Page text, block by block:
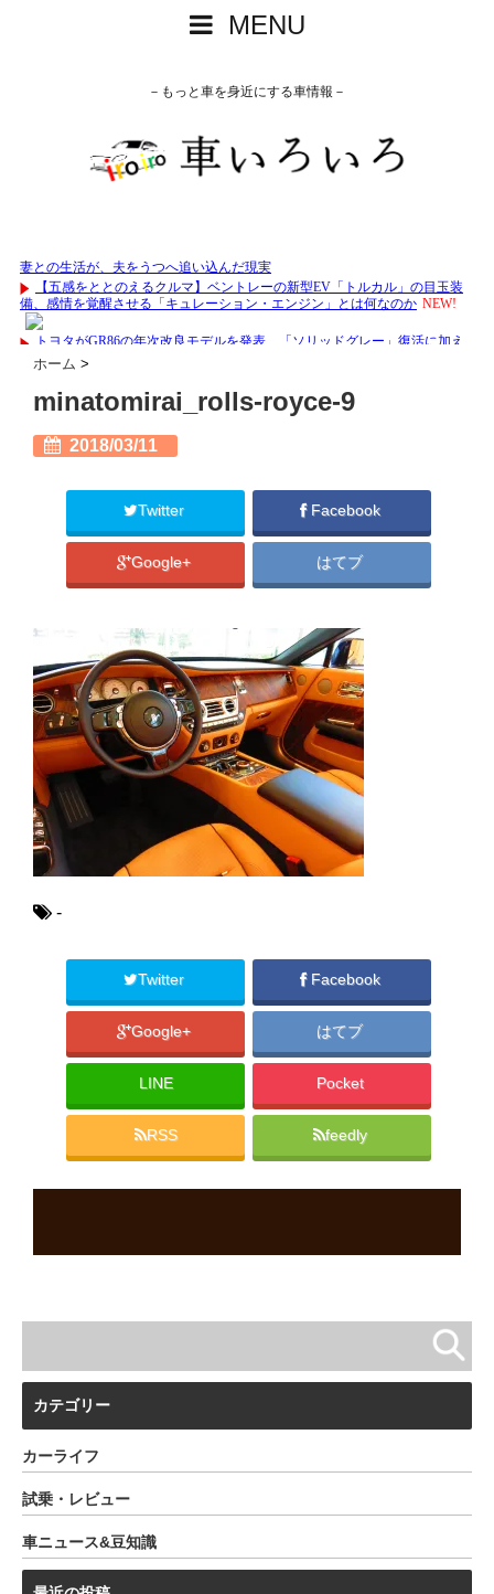
MENU
－もっと車を身近にする車情報－
ホーム >
minatomirai_rolls-royce-9
2018/03/11
Twitter Facebook
Google+ はてブ
-
Twitter Facebook
Google+ はてブ
LINE Pocket
RSS feedly
カテゴリー
カーライフ
試乗・レビュー
車ニュース&豆知識